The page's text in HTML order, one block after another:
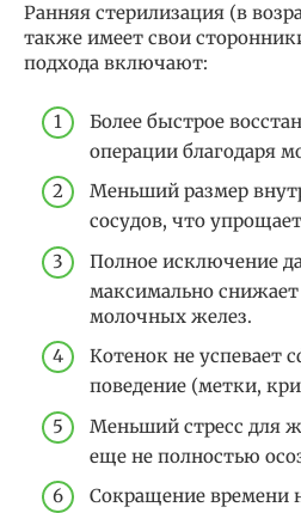
Ранняя стерилизация (в
также имеет свои
подхода включают:
Более быстрое
операции благодаря
Меньший размер
сосудов, что
Полное исключение
максимально
молочных желез.
Котенок не успевает
поведение (метки,
Меньший стресс для
еще не полностью
Сокращение времени